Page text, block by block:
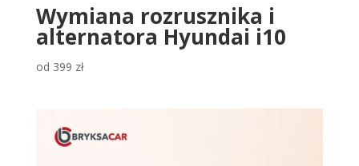
Wymiana rozrusznika i
alternatora Hyundai i10
od 399 zł